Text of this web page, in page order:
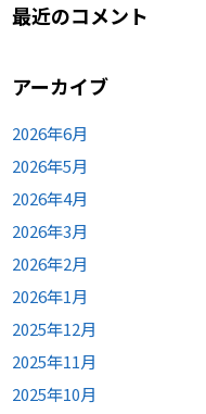
最近のコメント
アーカイブ
2026年6月
2026年5月
2026年4月
2026年3月
2026年2月
2026年1月
2025年12月
2025年11月
2025年10月